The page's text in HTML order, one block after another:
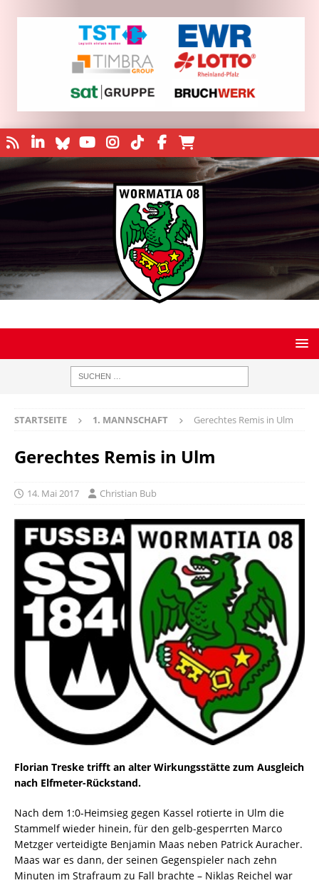
STARTSEITE 1. MANNSCHAFT Gerechtes Remis in Ulm
Gerechtes Remis in Ulm
14. Mai 2017 Christian Bub
Florian Treske trifft an alter Wirkungsstätte zum Ausgleich
nach Elfmeter-Rückstand.
Nach dem 1:0-Heimsieg gegen Kassel rotierte in Ulm die
Stammelf wieder hinein, für den gelb-gesperrten Marco
Metzger verteidigte Benjamin Maas neben Patrick Auracher.
Maas war es dann, der seinen Gegenspieler nach zehn
Minuten im Strafraum zu Fall brachte – Niklas Reichel war